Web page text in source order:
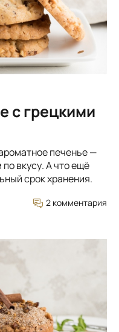
с грецкими
печенье —
вкусу. А что ещё
срок хранения.
2 комментария